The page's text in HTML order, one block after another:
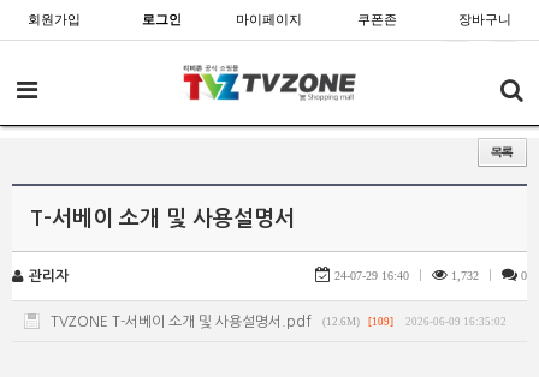
회원가입 로그인 마이페이지 쿠폰존 장바구니
T-서베이 소개 및 사용설명서
관리자 24-07-29 16:40 1,732 0
TVZONE T-서베이 소개 및 사용설명서.pdf (12.6M) [109] 2026-06-09 16:35:02